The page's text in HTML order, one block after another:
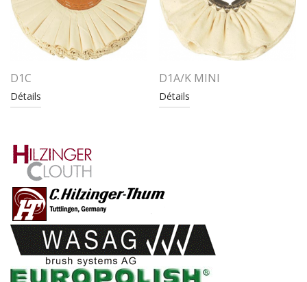
D1C
Détails
D1A/K MINI
Détails